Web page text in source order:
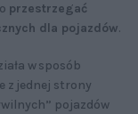
przestrzegać
dla pojazdów.
w sposób
z jednej strony
pojazdów